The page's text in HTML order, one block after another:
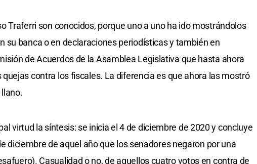
Traferri son conocidos, porque uno a uno ha ido mostrándolos
su banca o en declaraciones periodísticas y también en
de Acuerdos de la Asamblea Legislativa que hasta ahora
contra los fiscales. La diferencia es que ahora las mostró
virtud la síntesis: se inicia el 4 de diciembre de 2020 y concluye
diciembre de aquel año que los senadores negaron por una
Casualidad o no, de aquellos cuatro votos en contra de